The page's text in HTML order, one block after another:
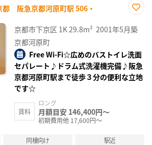
都 阪急京都河原町駅 506・
に入
り登
京都市下京区 1K29.8m² 2001年5月築
京都河原町
Free Wi-Fi☆広めのバストイレ洗面
セパレート♪ドラム式洗濯機完備♪阪急
京都河原町駅まで徒歩３分の便利な立地
です☆
賃料
ロング
月額目安 146,400円～
初期費用他 17,600円～
同棲向け
駅近